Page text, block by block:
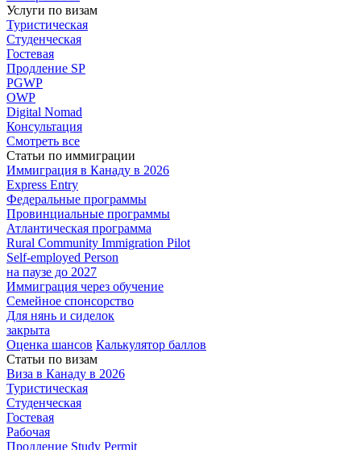
Услуги по визам
Туристическая
Студенческая
Гостевая
Продление SP
PGWP
OWP
Digital Nomad
Консультация
Смотреть все
Статьи по иммиграции
Иммиграция в Канаду в 2026
Express Entry
Федеральные программы
Провинциальные программы
Атлантическая программа
Rural Community Immigration Pilot
Self-employed Person
на паузе до 2027
Иммиграция через обучение
Семейное спонсорство
Для нянь и сиделок
закрыта
Оценка шансов Калькулятор баллов
Статьи по визам
Виза в Канаду в 2026
Туристическая
Студенческая
Гостевая
Рабочая
Продление Study Permit